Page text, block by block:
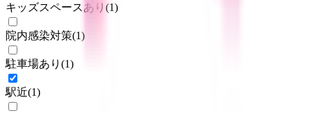
キッズスペースあり (1)
院内感染対策(1)
駐車場あり (1)
駅近(1)